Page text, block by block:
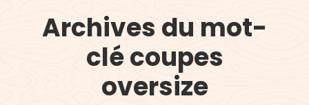
Archives du mot-
clé coupes
oversize